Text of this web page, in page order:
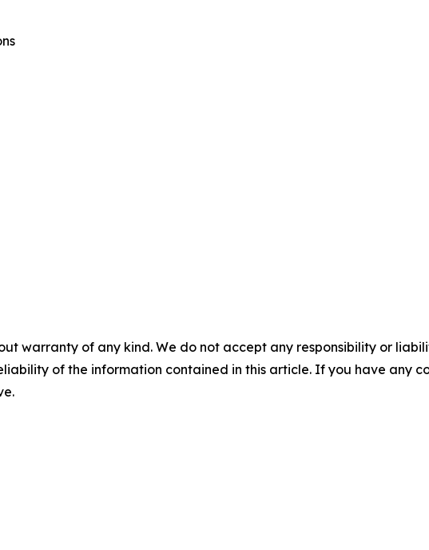
warranty of any kind. We do not accept any responsibility or
of the information contained in this article. If you have any